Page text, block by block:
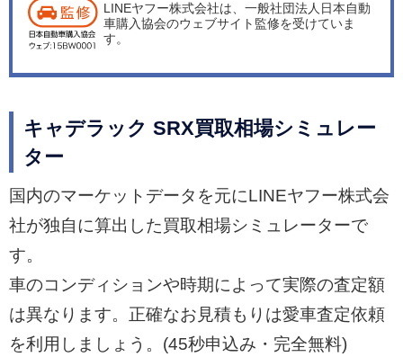
LINEヤフー株式会社は、一般社団法人日本自動
車購入協会のウェブサイト監修を受けていま
す。
キャデラック SRX買取相場シミュレー
ター
国内のマーケットデータを元にLINEヤフー株式会
社が独自に算出した買取相場シミュレーターで
す。
車のコンディションや時期によって実際の査定額
は異なります。正確なお見積もりは愛車査定依頼
を利用しましょう。(45秒申込み・完全無料)